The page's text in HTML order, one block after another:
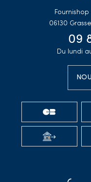
06130 Grasse
09
Du lundi